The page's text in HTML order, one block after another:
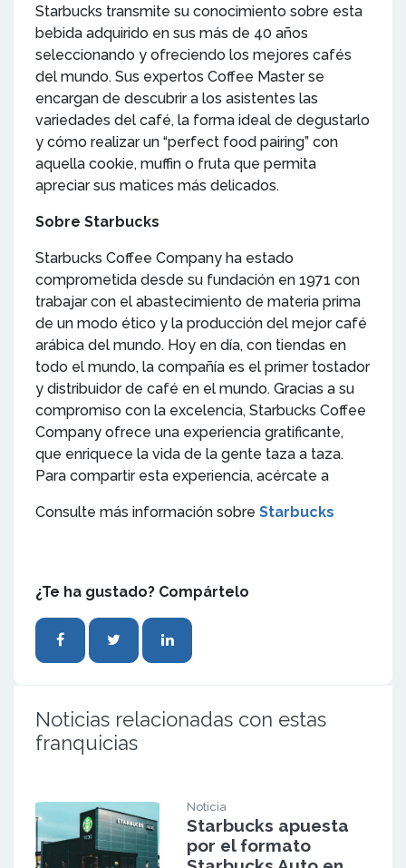
Starbucks transmite su conocimiento sobre esta
bebida adquirido en sus más de 40 años
seleccionando y ofreciendo los mejores cafés
del mundo. Sus expertos Coffee Master se
encargan de descubrir a los asistentes las
variedades del café, la forma ideal de degustarlo
y cómo realizar un “perfect food pairing” con
aquella cookie, muffin o fruta que permita
apreciar sus matices más delicados.
Sobre Starbucks
Starbucks Coffee Company ha estado
comprometida desde su fundación en 1971 con
trabajar con el abastecimiento de materia prima
de un modo ético y la producción del mejor café
arábica del mundo. Hoy en día, con tiendas en
todo el mundo, la compañía es el primer tostador
y distribuidor de café en el mundo. Gracias a su
compromiso con la excelencia, Starbucks Coffee
Company ofrece una experiencia gratificante,
que enriquece la vida de la gente taza a taza.
Para compartir esta experiencia, acércate a
Consulte más información sobre Starbucks
¿Te ha gustado? Compártelo
Noticias relacionadas con estas
franquicias
Noticia
Starbucks apuesta
por el formato